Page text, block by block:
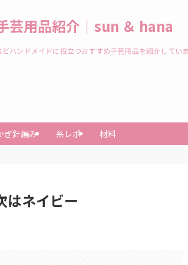
芸用品紹介｜sun ＆ hana
ハンドメイドに役立つおすすめ手芸用品を紹介してい
ぎ針編み 糸レポ 材料
はネイビー